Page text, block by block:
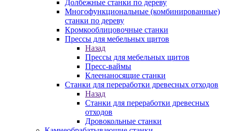
Долбежные станки по дереву
Многофункциональные (комбинированные)
станки по дереву
Кромкооблицовочные станки
Прессы для мебельных щитов
Назад
Прессы для мебельных щитов
Пресс-ваймы
Клеенаносящие станки
Станки для переработки древесных отходов
Назад
Станки для переработки древесных
отходов
Дровокольные станки